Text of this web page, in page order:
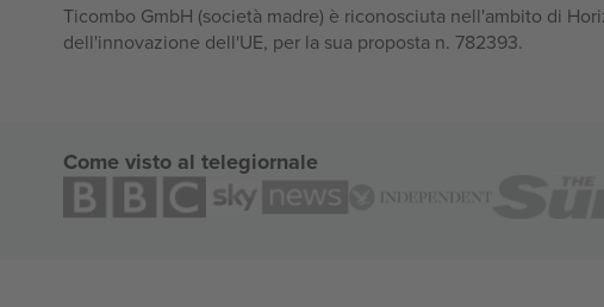
Ticombo GmbH (società madre) è riconosciuta nell'ambito di
dell'innovazione dell'UE, per la sua proposta n. 782393.
Come visto al telegiornale